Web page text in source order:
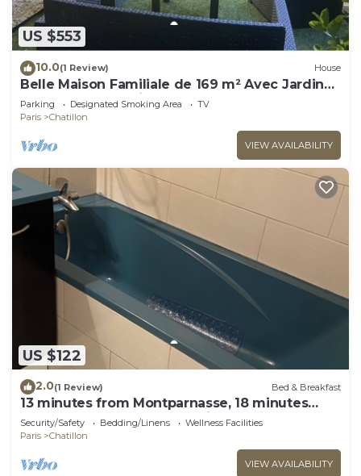
US $553
10.0(1 Review) House
Belle Maison Familiale de 169 m² Avec Jardin
aux Portes de Paris
Parking Designated Smoking Area
TV
Paris
Chatillon
VIEW AVAILABILITY
US $122
2.0(1 Review) Bed & Breakfast
13 minutes from Montparnasse, 18 minutes
from Champs Elysées, 28 minutes from Tour
Eiffel
Security/Safety Bedding/Linens
Wellness Facilities
Paris
Chatillon
VIEW AVAILABILITY